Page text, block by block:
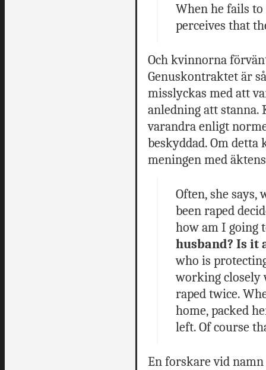
When he fails
perceives that
Och kvinnorna
Genuskontraktet är
misslyckas med att
anledning att stanna.
varandra enligt
beskyddad. Om
meningen med
Often, she says,
been raped
how am I going
husband? Is it
who is
working closely
raped twice.
home, packed
left. Of course
En forskare vid